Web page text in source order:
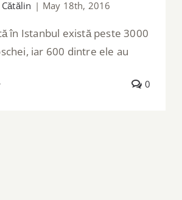
Cătălin | May 18th, 2016
în Istanbul există peste 3000
iar 600 dintre ele au
0